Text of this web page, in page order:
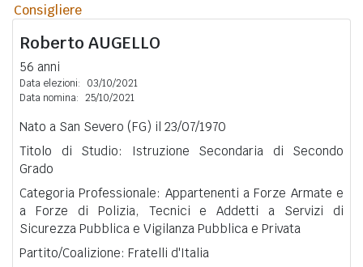
Consigliere
Roberto AUGELLO
56 anni
Data elezioni:
03/10/2021
Data nomina: 25/10/2021
Nato a San Severo (FG) il 23/07/1970
Titolo di Studio: Istruzione Secondaria di Secondo
Grado
Categoria Professionale: Appartenenti a Forze Armate e
a Forze di Polizia, Tecnici e Addetti a Servizi di
Sicurezza Pubblica e Vigilanza Pubblica e Privata
Partito/Coalizione: Fratelli d'Italia